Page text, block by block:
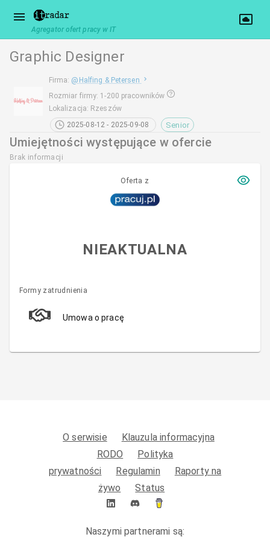
Agregator ofert pracy w IT
Graphic Designer
Firma: @ Halfing & Petersen
Rozmiar firmy: 1-200 pracowników
Lokalizacja: Rzeszów
2025-08-12 - 2025-09-08
Senior
Umiejętności występujące w ofercie
Brak informacji
Oferta z
NIEAKTUALNA
Formy zatrudnienia
Umowa o pracę
O serwisie
Klauzula informacyjna
RODO
Polityka
prywatności
Regulamin
Raporty na
żywo
Status
Naszymi partnerami są: